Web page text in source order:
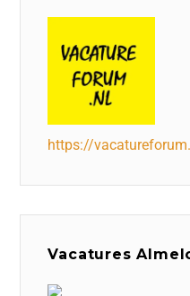
https://
Vacatures